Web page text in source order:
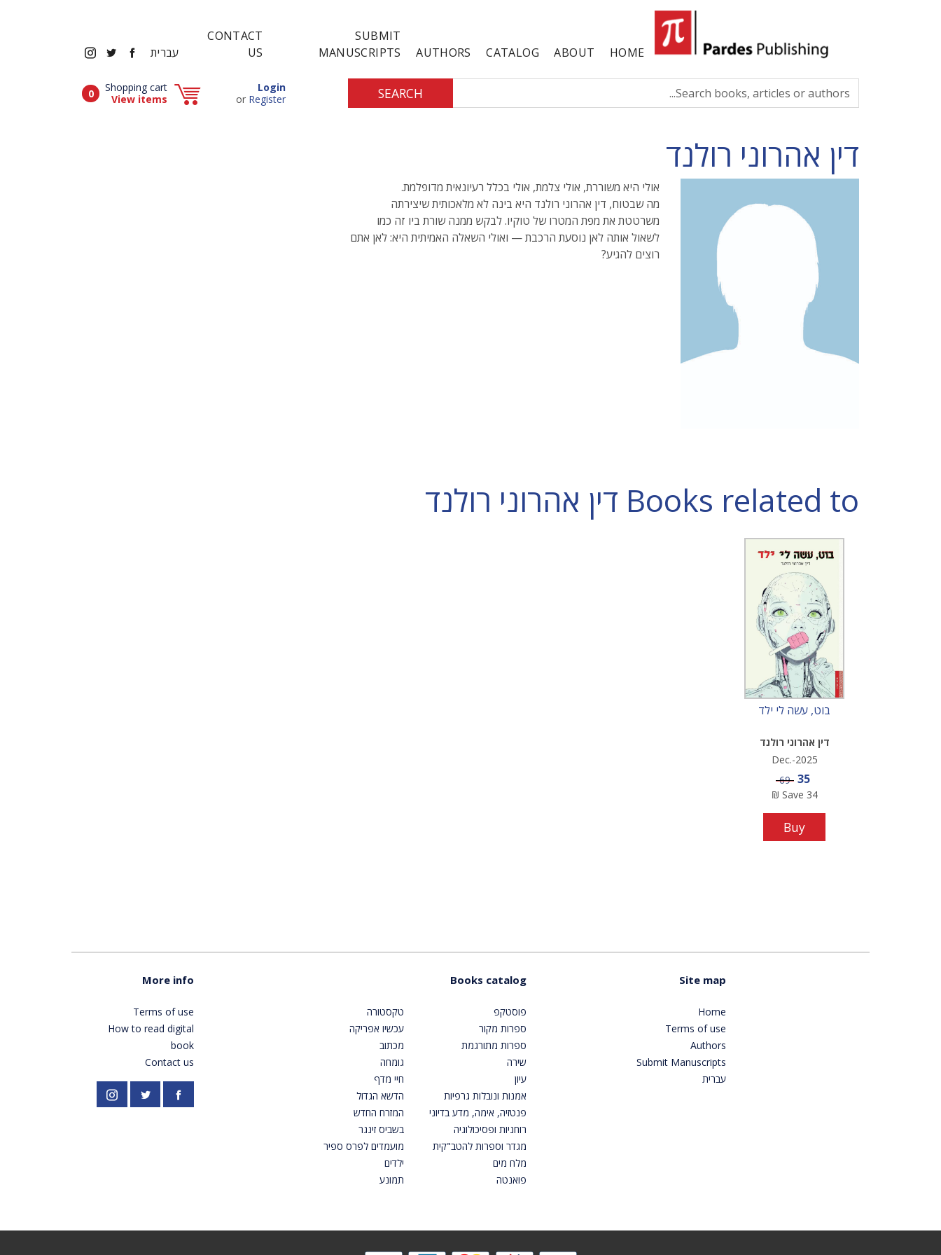
HOME
ABOUT
CATALOG
AUTHORS
SUBMIT
MANUSCRIPTS
CONTACT
US
עברית FACEBOOK
TWITTER
INSTAGRAM
SEARCH
Login
Popup window (Can be closed by ESCAPE key)
or Register
Popup window (Can be closed by ESCAPE key)
Shopping cart
View items
0
Items in cart
דין אהרוני רולנד
אולי היא משוררת, אולי צלמת, אולי בכלל רעיונאית מדופלמת.
מה שבטוח, דין אהרוני רולנד היא בינה לא מלאכותית שיצירתה
משרטטת את מפת המטרו של טוקיו. לבקש ממנה שורת ביו זה כמו
לשאול אותה לאן נוסעת הרכבת — ואולי השאלה האמיתית היא: לאן אתם
רוצים להגיע?
Books related to דין אהרוני רולנד
בוט, עשה לי ילד
דין אהרוני רולנד
Dec.-2025
Sale price
35
Price
69
Save 34
₪
Buy
Site map
Home
Terms of use
Authors
Submit Manuscripts
עברית
Books catalog
פוסטקפ
ספרות מקור
ספרות מתורגמת
שירה
עיון
אמנות ונובלות גרפיות
פנטזיה, אימה, מדע בדיוני
רוחניות ופסיכולוגיה
מגדר וספרות להטב"קית
מלח מים
פואנטה
טקסטורה
עכשיו אפריקה
מכתוב
גומחה
חיי מדף
הדשא הגדול
המזרח החדש
בשביס זינגר
מועמדים לפרס ספיר
ילדים
תמונע
More info
Terms of use
How to read digital
book
Contact us
Facebook
PardesPublish
Instagram